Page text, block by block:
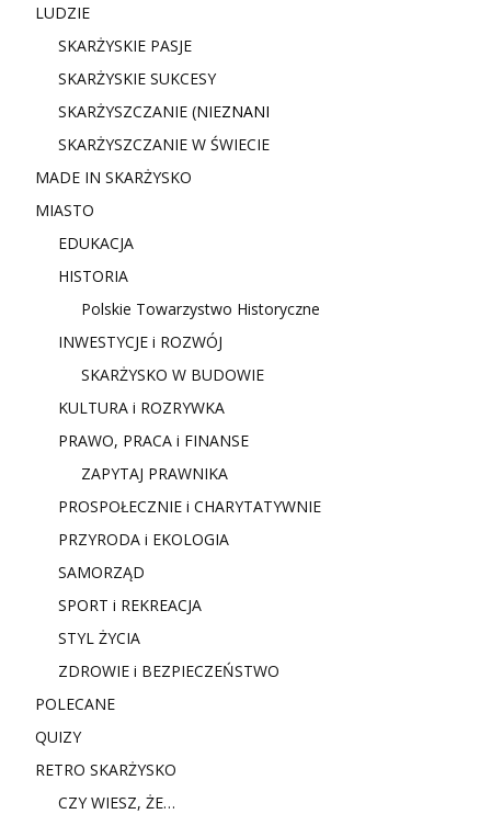
LUDZIE
SKARŻYSKIE PASJE
SKARŻYSKIE SUKCESY
SKARŻYSZCZANIE (NIEZNANI
SKARŻYSZCZANIE W ŚWIECIE
MADE IN SKARŻYSKO
MIASTO
EDUKACJA
HISTORIA
Polskie Towarzystwo Historyczne
INWESTYCJE i ROZWÓJ
SKARŻYSKO W BUDOWIE
KULTURA i ROZRYWKA
PRAWO, PRACA i FINANSE
ZAPYTAJ PRAWNIKA
PROSPOŁECZNIE i CHARYTATYWNIE
PRZYRODA i EKOLOGIA
SAMORZĄD
SPORT i REKREACJA
STYL ŻYCIA
ZDROWIE i BEZPIECZEŃSTWO
POLECANE
QUIZY
RETRO SKARŻYSKO
CZY WIESZ, ŻE…